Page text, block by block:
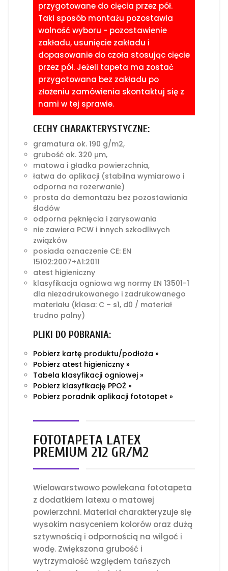
przygotowane do cięcia przez pół.
Taki sposób montażu pozostawia
wolność wyboru - pozostawienie
zakładu, usunięcie zakładu i
dopasowanie do czoła stosując cięcie
przez pół. Jeżeli tapeta ma zostać
przygotowana bez zakładu po
złożeniu zamówienia skontaktuj się z
nami w tej sprawie.
CECHY CHARAKTERYSTYCZNE:
gramatura ok. 190 g/m2,
grubość ok. 320 µm,
matowa i gładka powierzchnia,
łatwa do aplikacji (stabilna wymiarowo i
odporna na rozerwanie)
prosta do demontażu bez pozostawiania
śladów
odporna pęknięcia i zarysowania
nie zawiera PCW i innych szkodliwych
związków
posiada oznaczenie CE: EN
15102:2007+A1:2011
atest higieniczny
klasyfikacja ogniowa wg normy EN 13501-1
dla niezadrukowanego i zadrukowanego
materiału (klasa: C – s1, d0 / materiał
trudno palny)
PLIKI DO POBRANIA:
Pobierz kartę produktu/podłoża »
Pobierz atest higieniczny »
Tabela klasyfikacji ogniowej »
Pobierz klasyfikację PPOŻ »
Pobierz poradnik aplikacji fototapet »
FOTOTAPETA LATEX
PREMIUM 212 GR/M2
Wielowarstwowo powlekana fototapeta
z dodatkiem latexu o matowej
powierzchni. Materiał charakteryzuje się
wysokim nasyceniem kolorów oraz dużą
sztywnością i odpornością na wilgoć i
wodę. Zwiększona grubość i
wytrzymałość względem tańszych